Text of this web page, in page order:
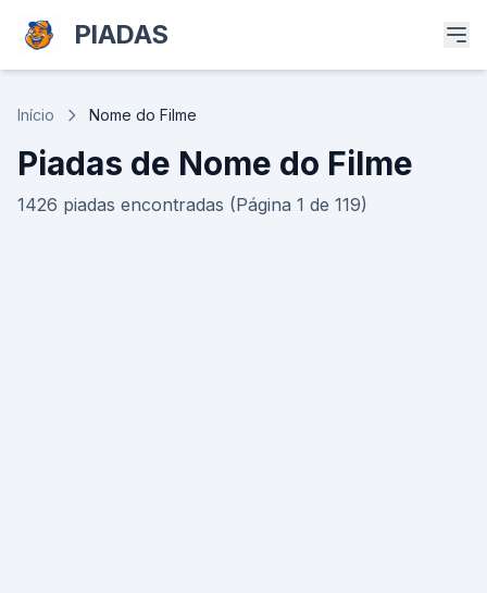
PIADAS
Início Nome do Filme
Piadas de Nome do Filme
1426 piadas encontradas (Página 1 de 119)